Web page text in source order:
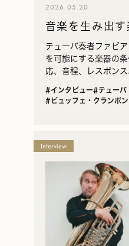
2026.05.20
音楽を生み出す
テューバ奏者ファビ
を可能にする楽器の
応、音程、レスポン
ン〉との出会い、テ
#インタビュー#テューバ
#ビュッフェ・クランポ
Interview